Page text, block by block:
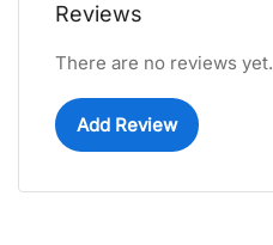
Reviews
There are no reviews yet.
Add Review